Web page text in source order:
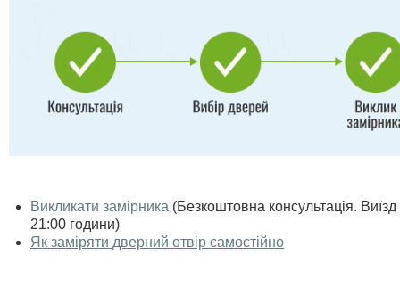
Викликати замірника (Безкоштовна консультація.
21:00 години)
Як заміряти дверний отвір самостійно